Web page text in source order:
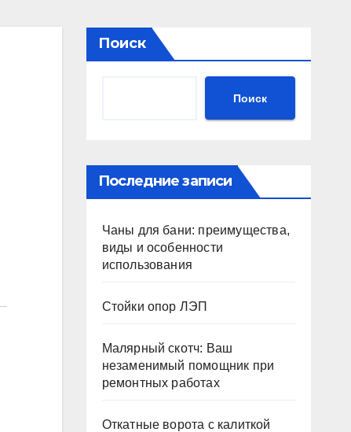
Поиск
Поиск
Последние записи
Чаны для бани: преимущества,
виды и особенности
использования
Стойки опор ЛЭП
Малярный скотч: Ваш
незаменимый помощник при
ремонтных работах
Откатные ворота с калиткой